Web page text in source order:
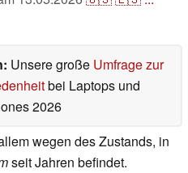
Unsere große Umfrage zur
bei Laptops und
2026
wegen des Zustands, in
seit Jahren befindet.